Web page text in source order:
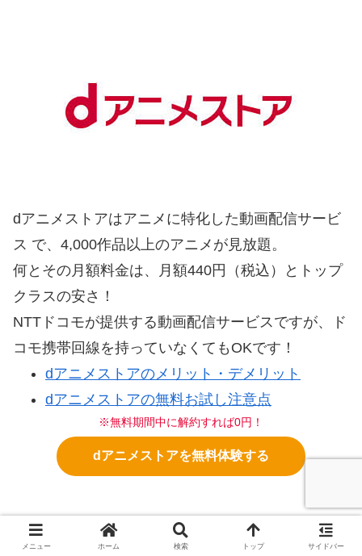
dアニメストアはアニメに特化した動画配信サービ
ス で、4,000作品以上のアニメが見放題。
何とその月額料金は、月額440円（税込）とトップ
クラスの安さ！
NTTドコモが提供する動画配信サービスですが、ド
コモ携帯回線を持っていなくてもOKです！
dアニメストアのメリット・デメリット
dアニメストアの無料お試し注意点
※無料期間中に解約すれば0円！
dアニメストアを無料体験する
31日間無料だよ！＼(^o^)／
メニュー ホーム 検索 トップ サイドバー